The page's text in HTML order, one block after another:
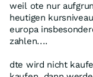
weil ote nur
heutigen
europa
zahlen....
dte wird nicht